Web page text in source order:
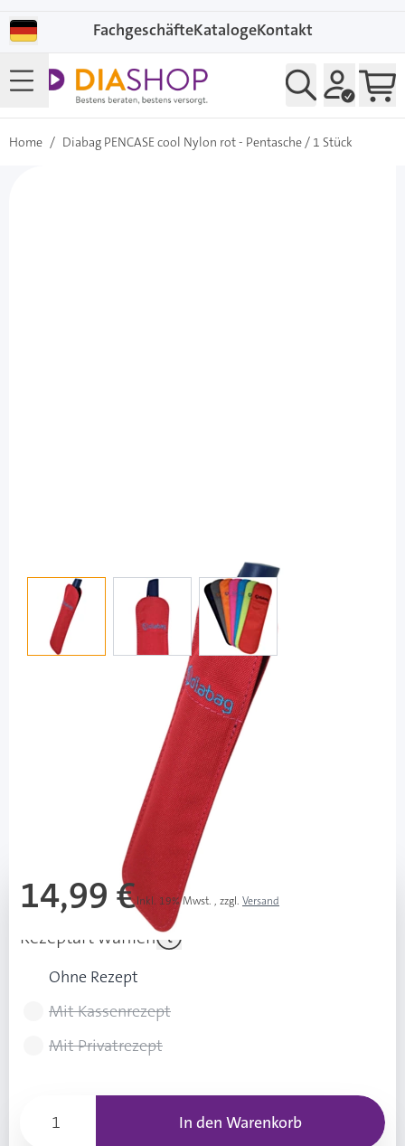
FachgeschäfteKatalogeKontakt
Home / Diabag PENCASE cool Nylon rot - Pentasche / 1 Stück
View larger imageView larger imageView larger image
Diabag PENCASE cool Nylon rot -
Pentasche / 1 Stück
PZN: 12408769 / Diashop.de Kat.-Nr.112873
Lieferzeit 3-7 Werktage
Mehr über das Produkt
14,99 €Inkl. 19% Mwst. , zzgl. Versand
Rezeptart wählen
Ohne Rezept
Mit Kassenrezept
Mit Privatrezept
In den Warenkorb